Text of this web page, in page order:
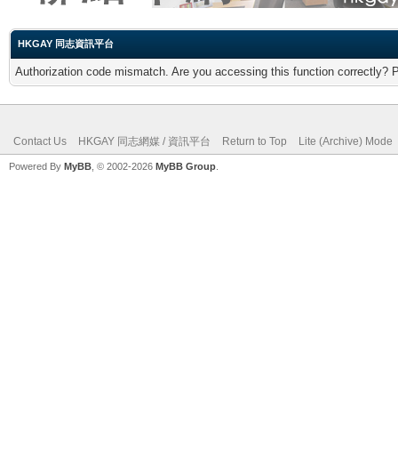
HKGAY 同志資訊平台
Authorization code mismatch. Are you accessing this function correctly?
Contact Us HKGAY 同志網媒 / 資訊平台 Return to Top Lite (Archive) Mode
Powered By MyBB , © 2002-2026 MyBB Group